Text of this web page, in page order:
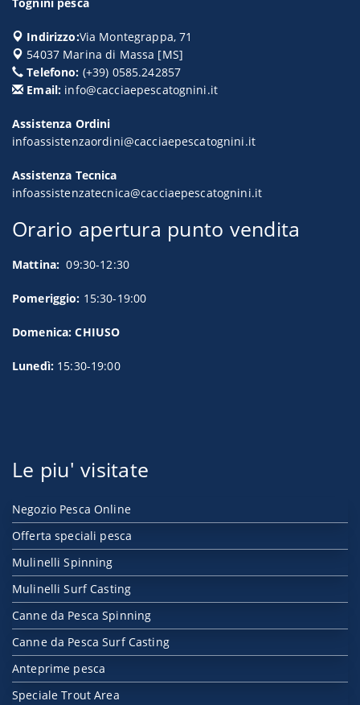
Indirizzo:Via Montegrappa, 71
54037 Marina di Massa [MS]
Telefono: (+39) 0585.242857
Email: info@cacciaepescatognini.it
Assistenza Ordini
infoassistenzaordini@cacciaepescatognini.it
Assistenza Tecnica
infoassistenzatecnica@cacciaepescatognini.it
Orario apertura punto vendita
Mattina: 09:30-12:30
Pomeriggio: 15:30-19:00
Domenica: CHIUSO
Lunedì: 15:30-19:00
Le piu' visitate
Negozio Pesca Online
Offerta speciali pesca
Mulinelli Spinning
Mulinelli Surf Casting
Canne da Pesca Spinning
Canne da Pesca Surf Casting
Anteprime pesca
Speciale Trout Area